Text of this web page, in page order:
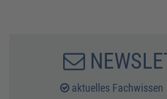
aktuelles Fachwissen